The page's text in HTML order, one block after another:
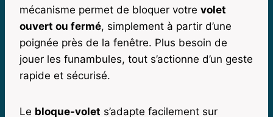
mécanisme permet de bloquer votre volet
ouvert ou fermé, simplement à partir d’une
poignée près de la fenêtre. Plus besoin de
jouer les funambules, tout s’actionne d’un geste
rapide et sécurisé.
Le bloque-volet s’adapte facilement sur